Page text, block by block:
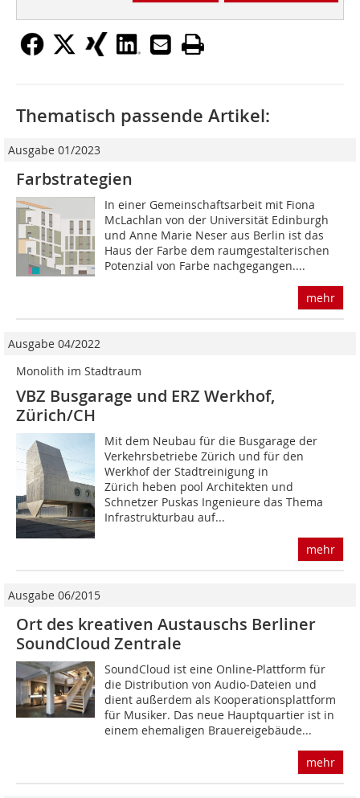
Thematisch passende Artikel:
Ausgabe 01/2023
Farbstrategien
In einer Gemeinschaftsarbeit mit Fiona
McLachlan von der Universität Edinburgh
und Anne Marie Neser aus Berlin ist das
Haus der Farbe dem raumgestalterischen
Potenzial von Farbe nachgegangen....
mehr
Ausgabe 04/2022
Monolith im Stadtraum
VBZ Busgarage und ERZ Werkhof,
Zürich/CH
Mit dem Neubau für die Busgarage der
Verkehrsbetriebe Zürich und für den
Werkhof der Stadtreinigung in
Zürich heben pool Architekten und
Schnetzer Puskas Ingenieure das Thema
Infrastrukturbau auf...
mehr
Ausgabe 06/2015
Ort des kreativen Austauschs Berliner
SoundCloud Zentrale
SoundCloud ist eine Online-Plattform für
die Distribution von Audio-Dateien und
dient außerdem als Kooperationsplattform
für Musiker. Das neue Hauptquartier ist in
einem ehemaligen Brauereigebäude...
mehr